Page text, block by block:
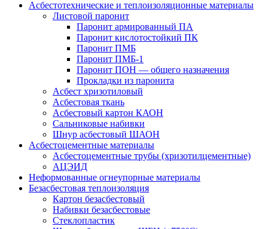
Асбестотехнические и теплоизоляционные материалы
Листовой паронит
Паронит армированный ПА
Паронит кислотостойкий ПК
Паронит ПМБ
Паронит ПМБ-1
Паронит ПОН — общего назначения
Прокладки из паронита
Асбест хризотиловый
Асбестовая ткань
Асбестовый картон КАОН
Сальниковые набивки
Шнур асбестовый ШАОН
Асбестоцементные материалы
Асбестоцементные трубы (хризотилцементные)
АЦЭИД
Неформованные огнеупорные материалы
Безасбестовая теплоизоляция
Картон безасбестовый
Набивки безасбестовые
Стеклопластик